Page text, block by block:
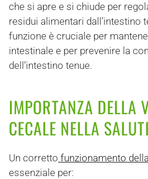
che si apre e si chiude per
residui alimentari dall’intestino
funzione è cruciale per
intestinale e per prevenire la
dell’intestino tenue.
IMPORTANZA DELLA
CECALE NELLA
Un corretto funzionamento
essenziale per: